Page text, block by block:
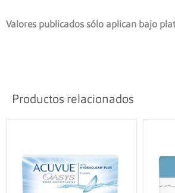
Valores publicados sólo aplican bajo
Productos relacionados